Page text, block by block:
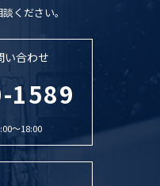
ください。
い合わせ
1589
〜18:00